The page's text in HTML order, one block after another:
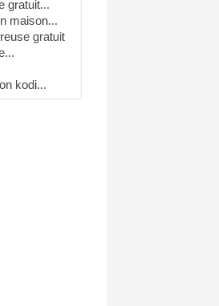
gratuit...
maison...
gratuit
kodi...